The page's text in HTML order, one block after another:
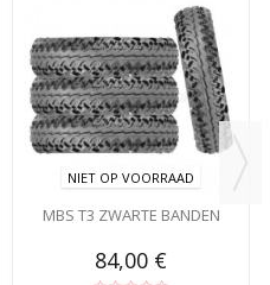
NIET OP VOORRAAD
MBS T3 ZWARTE BANDEN
84,00 €